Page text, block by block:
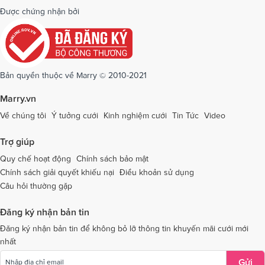
Dịch vụ cưới tại Quảng Ngãi
Dịch vụ cưới tại Quảng Ninh
Dịch vụ cưới tại Sóc Trăng Dịch vụ cưới tại Sơn La
Dịch vụ cưới tại Thái Bình Dịch vụ cưới tại Thanh Hóa
Dịch vụ cưới tại Thừa Thiên - Huế
Dịch vụ cưới tại An Giang Dịch vụ cưới tại Trà Vinh
Dịch vụ cưới tại Tuyên Quang
Dịch vụ cưới tại Bà Rịa - Vũng TàuDịch vụ cưới tại Bắc Giang
Dịch vụ cưới tại Bắc Kạn
Được chứng nhận bởi
Bản quyền thuộc về Marry © 2010-2021
Marry.vn
Về chúng tôi Ý tưởng cưới Kinh nghiệm cưới Tin Tức Video
Trợ giúp
Quy chế hoạt động
Chính sách bảo mật
Chính sách giải quyết khiếu nại Điều khoản sử dụng
Câu hỏi thường gặp
Đăng ký nhận bản tin
Đăng ký nhận bản tin để không bỏ lỡ thông tin khuyến mãi cưới mới
nhất
Gửi